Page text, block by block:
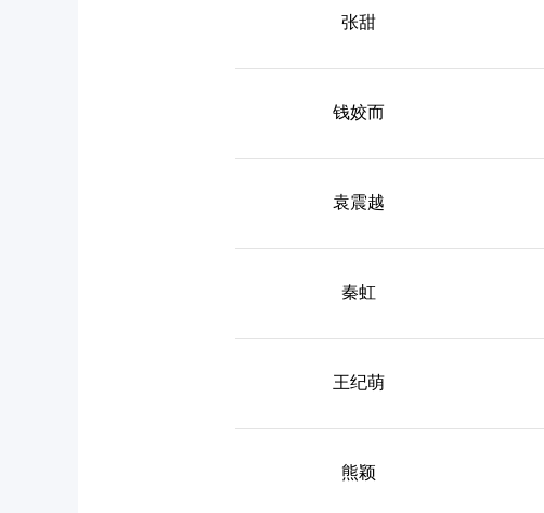
张甜
钱姣而
袁震越
秦虹
王纪萌
熊颖